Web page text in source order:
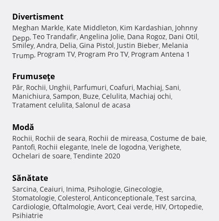
Divertisment
Meghan Markle, Kate Middleton, Kim Kardashian, Johnny
Depp, Teo Trandafir, Angelina Jolie, Dana Rogoz, Dani Otil,
Smiley, Andra, Delia, Gina Pistol, Justin Bieber, Melania
Trump, Program TV, Program Pro TV, Program Antena 1
Frumuseţe
Păr, Rochii, Unghii, Parfumuri, Coafuri, Machiaj, Sani,
Manichiura, Sampon, Buze, Celulita, Machiaj ochi,
Tratament celulita, Salonul de acasa
Modă
Rochii, Rochii de seara, Rochii de mireasa, Costume de baie,
Pantofi, Rochii elegante, Inele de logodna, Verighete,
Ochelari de soare, Tendinte 2020
Sănătate
Sarcina, Ceaiuri, Inima, Psihologie, Ginecologie,
Stomatologie, Colesterol, Anticonceptionale, Test sarcina,
Cardiologie, Oftalmologie, Avort, Ceai verde, HIV, Ortopedie,
Psihiatrie